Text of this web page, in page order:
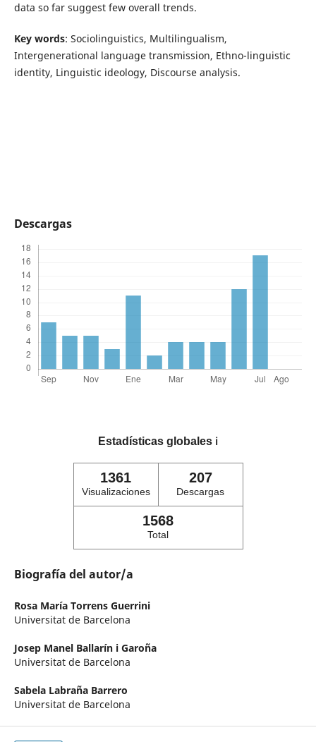
data so far suggest few overall trends.
Key words: Sociolinguistics, Multilingualism,
Intergenerational language transmission, Ethno-linguistic
identity, Linguistic ideology, Discourse analysis.
Descargas
Estadísticas globales ℹ️
1361
Visualizaciones
207
Descargas
1568
Total
Biografía del autor/a
Rosa María Torrens Guerrini
Universitat de Barcelona
Josep Manel Ballarín i Garoña
Universitat de Barcelona
Sabela Labraña Barrero
Universitat de Barcelona